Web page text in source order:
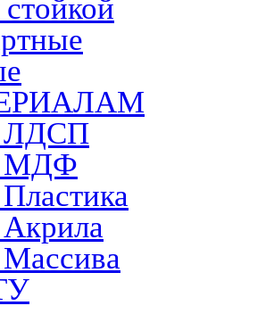
ЛДСП
МДФ